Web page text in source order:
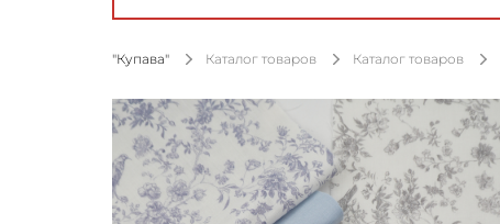
"Купава" Каталог товаров Каталог товаров